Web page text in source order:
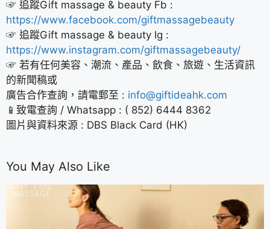
☞ 追蹤Gift massage & beauty Fb :
https://www.facebook.com/giftmassagebeauty
☞ 追蹤Gift massage & beauty Ig :
https://www.instagram.com/giftmassagebeauty/
☞ 若有任何美容、潮流、產品、飲食、旅遊、生活資訊
的新聞稿或
廣告合作查詢，請電郵至 : info@giftideahk.com
📱致電查詢 / Whatsapp : ( 852) 6444 8362
圖片與資料來源 : DBS Black Card (HK)
You May Also Like